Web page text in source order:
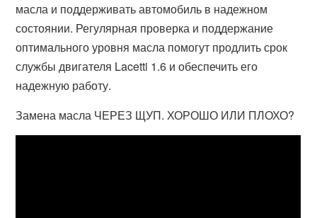
масла и поддерживать автомобиль в надежном
состоянии. Регулярная проверка и поддержание
оптимального уровня масла помогут продлить срок
службы двигателя Lacetti 1.6 и обеспечить его
надежную работу.
Замена масла ЧЕРЕЗ ЩУП. ХОРОШО ИЛИ ПЛОХО?